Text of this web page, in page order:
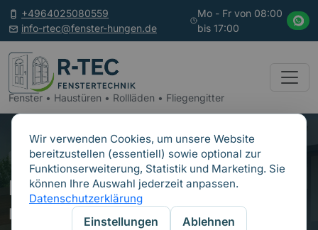
+4964025080559
info-rtec@fenster-hungen.de
Mo - Fr von 08:00
bis 17:00
Fenster • Haustüren • Rollläden • Fliegengitter
FÖRDERUNG & ENERGIEEFFIZIENZ
Förderung & Energiesparen
mit neuen Fenstern
Wir verwenden Cookies, um unsere Website
bereitzustellen (essentiell) sowie optional zur
Funktionserweiterung, Statistik und Marketing. Sie
können Ihre Auswahl jederzeit anpassen.
Datenschutzerklärung
Einstellungen Ablehnen